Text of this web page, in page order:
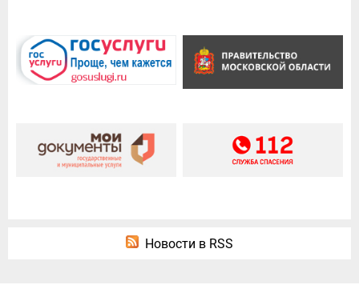
Новости в RSS